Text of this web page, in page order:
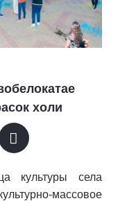
холи
культуры села
массовое